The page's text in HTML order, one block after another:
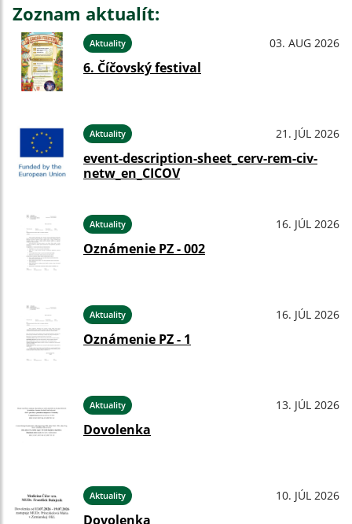
Zoznam aktualít:
Aktuality 03. AUG 2026
6. Číčovský festival
Aktuality 21. JÚL 2026
event-description-sheet_cerv-rem-civ-
netw_en_CICOV
Aktuality 16. JÚL 2026
Oznámenie PZ - 002
Aktuality 16. JÚL 2026
Oznámenie PZ - 1
Aktuality 13. JÚL 2026
Dovolenka
Aktuality 10. JÚL 2026
Dovolenka